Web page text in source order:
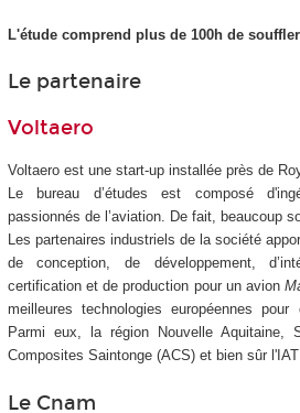
L'étude comprend plus de 100h de
Le partenaire
Voltaero
Voltaero est une start-up installée près de
Le bureau d’études est composé
passionnés de l’aviation. De fait, beaucoup
Les partenaires industriels de la société
de conception, de développement,
certification et de production pour un avion
meilleures technologies européennes
Parmi eux, la région Nouvelle Aquitaine,
Composites Saintonge (ACS) et bien sûr
Le Cnam